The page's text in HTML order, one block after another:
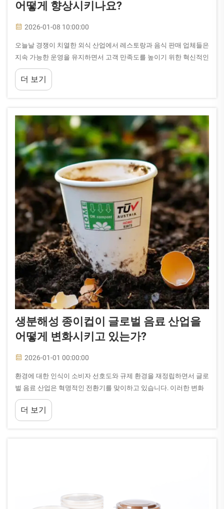
어떻게 향상시키나요?
2026-01-08 10:00:00
오늘날 경쟁이 치열한 외식 산업에서 레스토랑과 음식 판매 업체들은
지속 가능한 운영을 유지하면서 고객 만족도를 높이기 위한 혁신적인
방법을 끊임없이 모색하고 있습니다. 에코 종이 버킷은 이러한 요구
를 충족시키는 획기적인 솔루션으로 등장하였습니다.
더 보기
생분해성 종이컵이 글로벌 음료 산업을
어떻게 변화시키고 있는가?
2026-01-01 00:00:00
환경에 대한 인식이 소비자 선호도와 규제 환경을 재정립하면서 글로
벌 음료 산업은 혁명적인 전환기를 맞이하고 있습니다. 이러한 변화
의 최전선에는 생분해성 종이컵이 있으며, 이는 빠르게...
더 보기